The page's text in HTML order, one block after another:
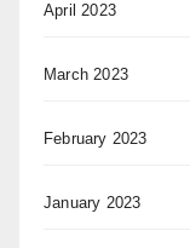
April 2023
March 2023
February 2023
January 2023